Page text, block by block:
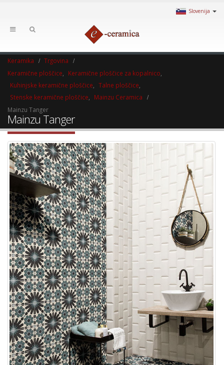
Slovenija
Keramika
Trgovina
Keramične ploščice
Keramične ploščice za kopalnico
Kuhinjske keramične ploščice
Talne ploščice
Stenske keramične ploščice
Mainzu Ceramica
Mainzu Tanger
Mainzu Tanger